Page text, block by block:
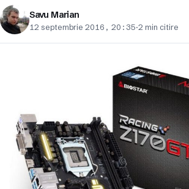
Savu Marian
12 septembrie 2016, 20:35·2 min citire